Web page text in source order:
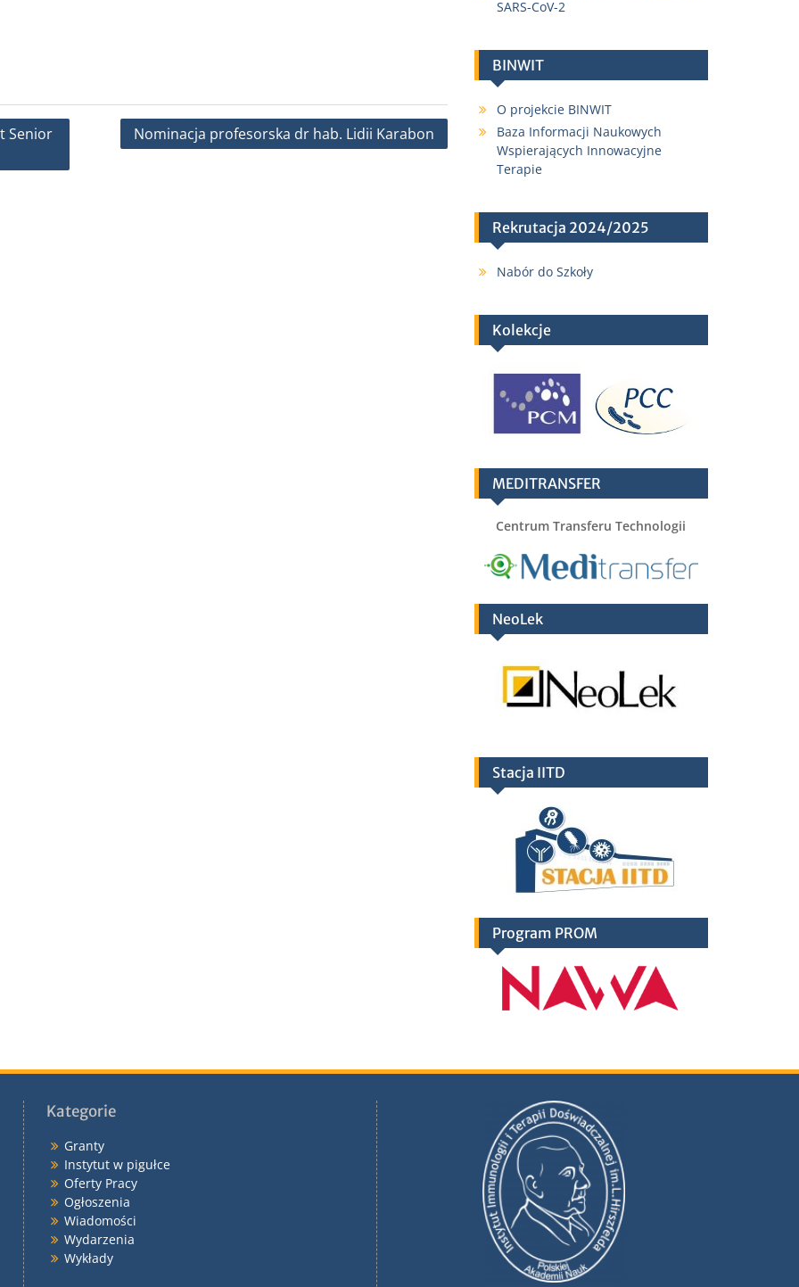
Senior
Nominacja profesorska dr hab. Lidii Karabon
SARS-CoV-2
BINWIT
O projekcie BINWIT
Baza Informacji Naukowych
Wspierających Innowacyjne
Terapie
Rekrutacja 2024/2025
Nabór do Szkoły
Kolekcje
MEDITRANSFER
Centrum Transferu Technologii
NeoLek
Stacja IITD
Program PROM
Kategorie
Granty
Instytut w pigułce
Oferty Pracy
Ogłoszenia
Wiadomości
Wydarzenia
Wykłady